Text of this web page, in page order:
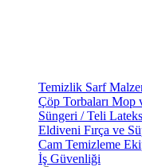
Temizlik Sarf
Çöp Torbaları Mop
Süngeri / Teli
Eldiveni Fırça ve
Cam Temizleme
İş Güvenliği